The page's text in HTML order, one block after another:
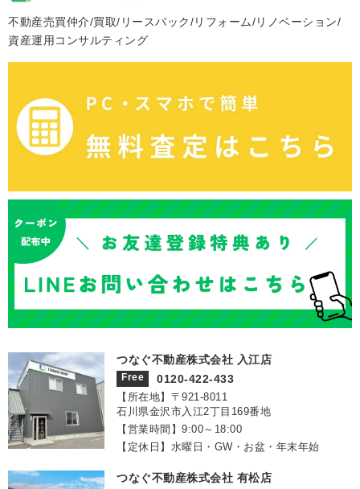
不動産売買仲介/買取/リースバック/リフォーム/リノベーション/
資産運用コンサルティング
つなぐ不動産株式会社 入江店
Free 0120-422-433
【所在地】〒921‐8011
石川県金沢市入江2丁目169番地
【営業時間】9:00～18:00
【定休日】水曜日・GW・お盆・年末年始
つなぐ不動産株式会社 有松店